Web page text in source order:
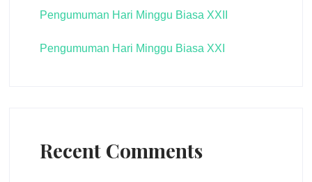
Pengumuman Hari Minggu Biasa XXII
Pengumuman Hari Minggu Biasa XXI
Recent Comments